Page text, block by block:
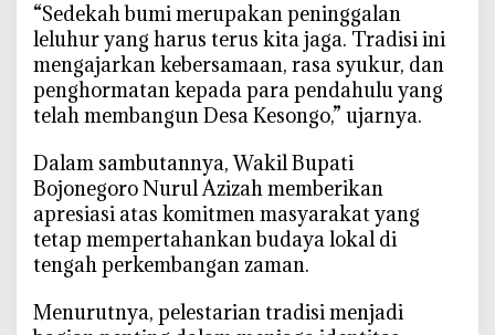
a
n
P
a
n
a
n
‎“Sedekah bumi merupakan peninggalan
leluhur yang harus terus kita jaga. Tradisi ini
mengajarkan kebersamaan, rasa syukur, dan
penghormatan kepada para pendahulu yang
telah membangun Desa Kesongo,” ujarnya.
‎Dalam sambutannya, Wakil Bupati
Bojonegoro Nurul Azizah memberikan
apresiasi atas komitmen masyarakat yang
tetap mempertahankan budaya lokal di
tengah perkembangan zaman.
‎Menurutnya, pelestarian tradisi menjadi